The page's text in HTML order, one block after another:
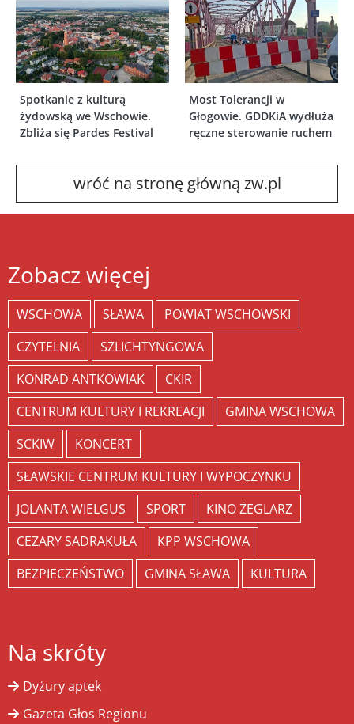
Spotkanie z kulturą
żydowską we Wschowie.
Zbliża się Pardes Festival
Most Tolerancji w
Głogowie. GDDKiA wydłuża
ręczne sterowanie ruchem
wróć na stronę główną zw.pl
Zobacz więcej
WSCHOWA SŁAWA
POWIAT WSCHOWSKI
CZYTELNIA
SZLICHTYNGOWA
KONRAD ANTKOWIAK
CKIR
CENTRUM KULTURY I REKREACJI
GMINA WSCHOWA
SCKIW
KONCERT
SŁAWSKIE CENTRUM KULTURY I WYPOCZYNKU
JOLANTA WIELGUS
SPORT
KINO ŻEGLARZ
CEZARY SADRAKUŁA
KPP WSCHOWA
BEZPIECZEŃSTWO
GMINA SŁAWA KULTURA
Na skróty
Dyżury aptek
Gazeta Głos Regionu